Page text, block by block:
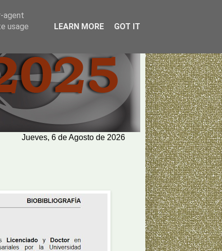
Jueves, 6 de Agosto de 2026
agent
usage
LEARN MORE GOT IT